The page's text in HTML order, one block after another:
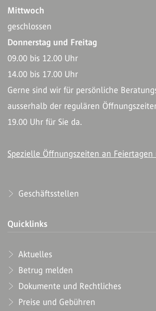
Mittwoch
geschlossen
Donnerstag und Freitag
09.00 bis 12.00 Uhr
14.00 bis 17.00 Uhr
Gerne sind wir für persönliche
ausserhalb der regulären
19.00 Uhr für Sie da.
Spezielle Öffnungszeiten an Feiertagen
Geschäftsstellen
Quicklinks
Aktuelles
Betrug melden
Dokumente und Rechtliches
Preise und Gebühren